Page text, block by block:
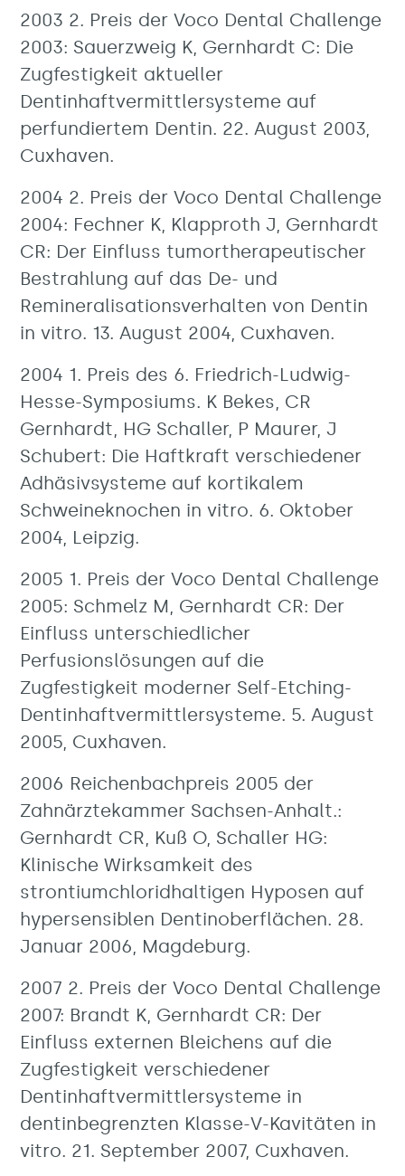
2003 2. Preis der Voco Dental Challenge
2003: Sauerzweig K, Gernhardt C: Die
Zugfestigkeit aktueller
Dentinhaftvermittlersysteme auf
perfundiertem Dentin. 22. August 2003,
Cuxhaven.
2004 2. Preis der Voco Dental Challenge
2004: Fechner K, Klapproth J, Gernhardt
CR: Der Einfluss tumortherapeutischer
Bestrahlung auf das De- und
Remineralisationsverhalten von Dentin
in vitro. 13. August 2004, Cuxhaven.
2004 1. Preis des 6. Friedrich-Ludwig-
Hesse-Symposiums. K Bekes, CR
Gernhardt, HG Schaller, P Maurer, J
Schubert: Die Haftkraft verschiedener
Adhäsivsysteme auf kortikalem
Schweineknochen in vitro. 6. Oktober
2004, Leipzig.
2005 1. Preis der Voco Dental Challenge
2005: Schmelz M, Gernhardt CR: Der
Einfluss unterschiedlicher
Perfusionslösungen auf die
Zugfestigkeit moderner Self-Etching-
Dentinhaftvermittlersysteme. 5. August
2005, Cuxhaven.
2006 Reichenbachpreis 2005 der
Zahnärztekammer Sachsen-Anhalt.:
Gernhardt CR, Kuß O, Schaller HG:
Klinische Wirksamkeit des
strontiumchloridhaltigen Hyposen auf
hypersensiblen Dentinoberflächen. 28.
Januar 2006, Magdeburg.
2007 2. Preis der Voco Dental Challenge
2007: Brandt K, Gernhardt CR: Der
Einfluss externen Bleichens auf die
Zugfestigkeit verschiedener
Dentinhaftvermittlersysteme in
dentinbegrenzten Klasse-V-Kavitäten in
vitro. 21. September 2007, Cuxhaven.